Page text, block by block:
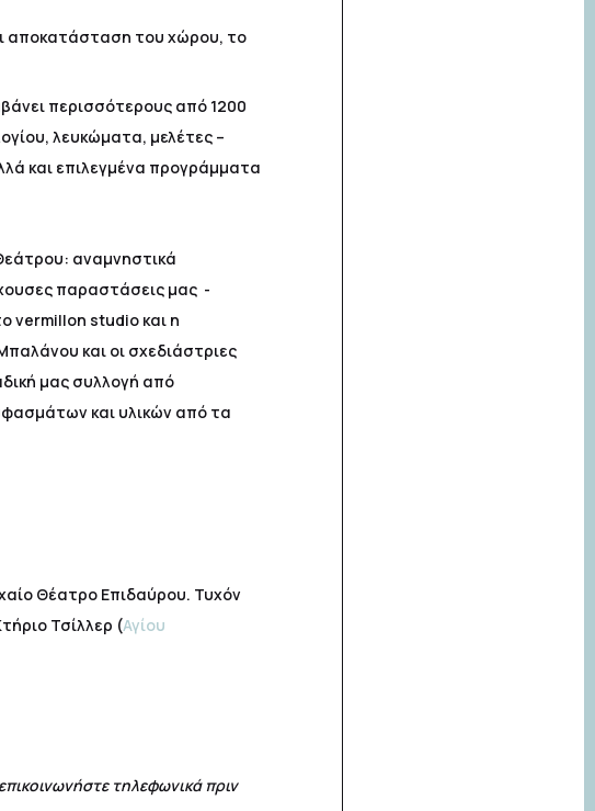
αποκατάσταση του χώρου, το
περισσότερους από 1200
λευκώματα, μελέτες –
και επιλεγμένα προγράμματα
αναμνηστικά
παραστάσεις μας -
vermillon studio και η
και οι σχεδιάστριες
μας συλλογή από
και υλικών από τα
Θέατρο Επιδαύρου. Τυχόν
Τσίλλερ (Αγίου
τηλεφωνικά πριν